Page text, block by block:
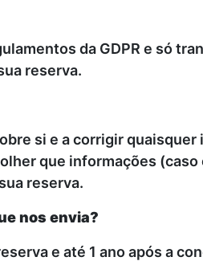
da GDPR e só
reserva.
si e a corrigir
que informações
reserva.
nos envia?
e até 1 ano após a